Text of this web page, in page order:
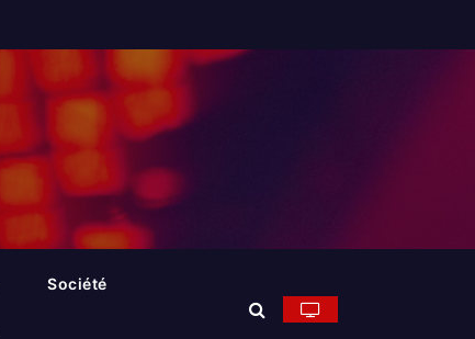
Société